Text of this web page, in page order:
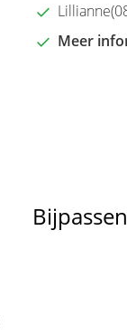
Meer